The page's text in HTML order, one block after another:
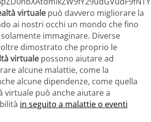
virtuale può davvero migliorare la
ai nostri occhi un mondo che fino
immaginare. Diverse
dimostrato che proprio le
virtuale possono aiutare ad
alcune malattie, come la
alcune dipendenze, come quella
virtuale può anche aiutare a
in seguito a malattie o eventi